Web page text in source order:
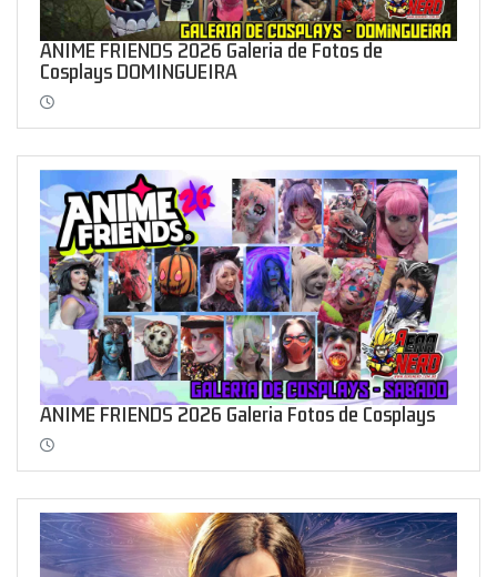
ANIME FRIENDS 2026 Galeria de Fotos de
Cosplays DOMINGUEIRA
ANIME FRIENDS 2026 Galeria Fotos de Cosplays